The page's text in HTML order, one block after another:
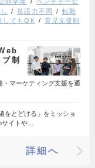
英語力不問
転勤
してもOK
育児支援制
制
・マーケティング支援を通
をとどける」をミッショ
イトや…
詳細へ